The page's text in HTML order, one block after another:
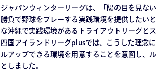
ジャパンウィンターリーグは、「陽の目を見な
勝負で野球をプレーする実践環境を提供したい
な沖縄で実践環境があるトライアウトリーグと
四国アイランドリーグplusでは、こうした理念
ルアップできる環境を用意することを意図し、
としました。